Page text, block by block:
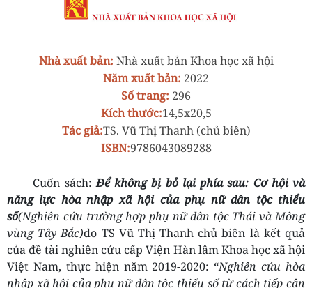
Nhà xuất bản: Nhà xuất bản Khoa học xã hội
Năm xuất bản: 2022
Số trang: 296
Kích thước:14,5x20,5
Tác giả:TS. Vũ Thị Thanh (chủ biên)
ISBN:9786043089288
Cuốn sách:Để không bị bỏ lại phía sau: Cơ hội và
năng lực hòa nhập xã hội của phụ nữ dân tộc thiểu
số(Nghiên cứu trường hợp phụ nữ dân tộc Thái và Mông
vùng Tây Bắc)do TS Vũ Thị Thanh chủ biên là kết quả
của đề tài nghiên cứu cấp Viện Hàn lâm Khoa học xã hội
Việt Nam, thực hiện năm 2019-2020: “Nghiên cứu hòa
nhập xã hội của phụ nữ dân tộc thiểu số từ cách tiếp cận